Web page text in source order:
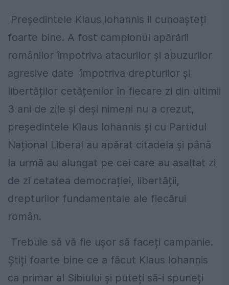
Președintele Klaus Iohannis il cunoașteți
foarte bine. A fost campionul apărării
românilor împotriva atacurilor și abuzurilor
agresive date împotriva drepturilor și
libertăților cetățenilor în fiecare zi din ultimii
3 ani de zile și deși nimeni nu a crezut,
președintele Klaus Iohannis și cu Partidul
Național Liberal au apărat citadela și până
la urmă au alungat pe cei care au asaltat zi
de zi cetatea democrației, libertății,
drepturilor fundamentale ale fiecărui
român.
Trebuie să vă fie ușor să faceți campanie.
Știți foarte bine ce a făcut Klaus Iohannis
ca primar al Sibiului și puteți să-i spuneți